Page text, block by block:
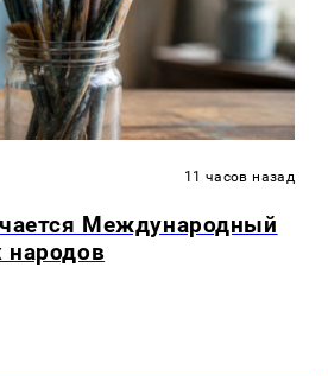
11 часов назад
Международный
народов